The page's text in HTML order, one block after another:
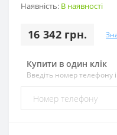
Наявність: В наявності
16 342 грн.
Купити в один клік
Введіть номер телефону